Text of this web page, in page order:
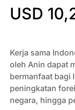
USD
Kerja sama
oleh Anin dapat
bermanfaat bagi
peningkatan
negara, hingga